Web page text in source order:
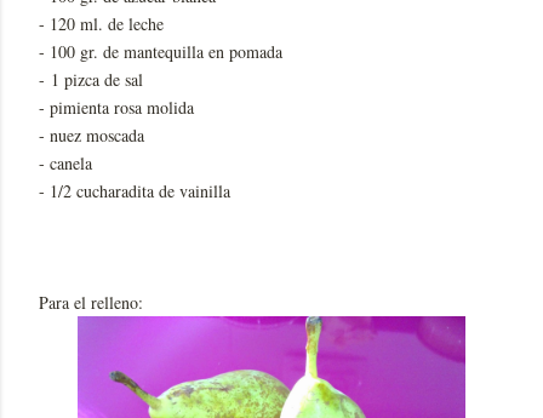
- 120 ml. de leche
- 100 gr. de mantequilla en pomada
- 1 pizca de sal
- pimienta rosa molida
- nuez moscada
- canela
- 1/2 cucharadita de vainilla
Para el relleno: